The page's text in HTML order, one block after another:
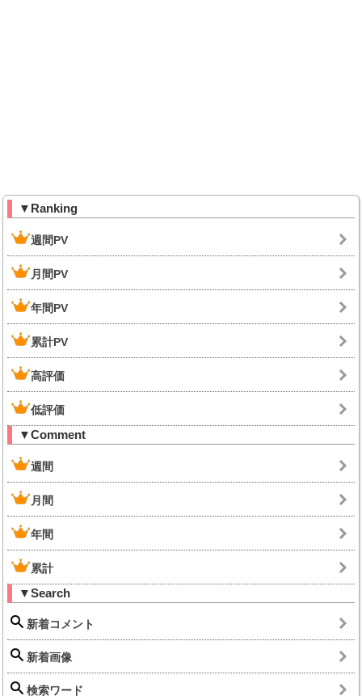
▼Ranking
週間PV
月間PV
年間PV
累計PV
高評価
低評価
▼Comment
週間
月間
年間
累計
▼Search
新着コメント
新着画像
検索ワード